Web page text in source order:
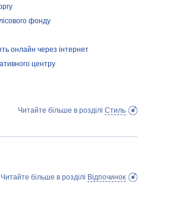
фонду
онлайн через інтернет
центру
Читайте більше в розділі Стиль
Читайте більше в розділі Відпочинок